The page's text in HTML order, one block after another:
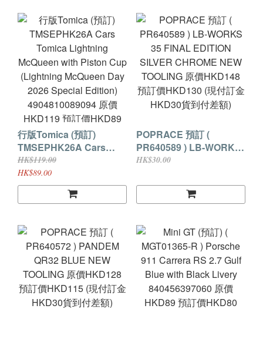
行版Tomica (預訂)
TMSEPHK26A Cars
Tomica Lightning
McQueen with Piston
Cup (Lightning
McQueen Day 2026
4904810089094 原價
HKD119 預訂價HKD89
HK$119.00
HK$89.00
POPRACE 預訂 (
PR640589 ) LB-WORKS
35 FINAL EDITION
TOOLING 原價HKD148
預訂價HKD130 (現付訂金
HK$30.00